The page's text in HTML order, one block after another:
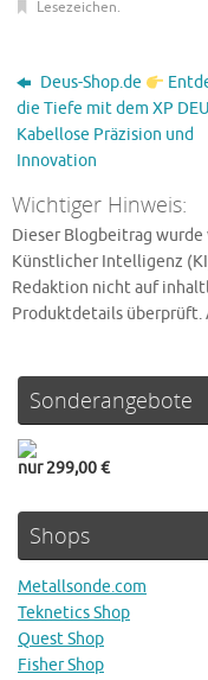
Lesezeichen.
Deus-Shop.de
die Tiefe mit dem XP
Kabellose Präzision und
Innovation
Wichtiger Hinweis:
Dieser Blogbeitrag
Künstlicher Intelligenz
Redaktion nicht auf
Produktdetails überprüft.
Sonderangebote
nur 299,00 €
Shops
Metallsonde.com
Teknetics Shop
Quest Shop
Fisher Shop